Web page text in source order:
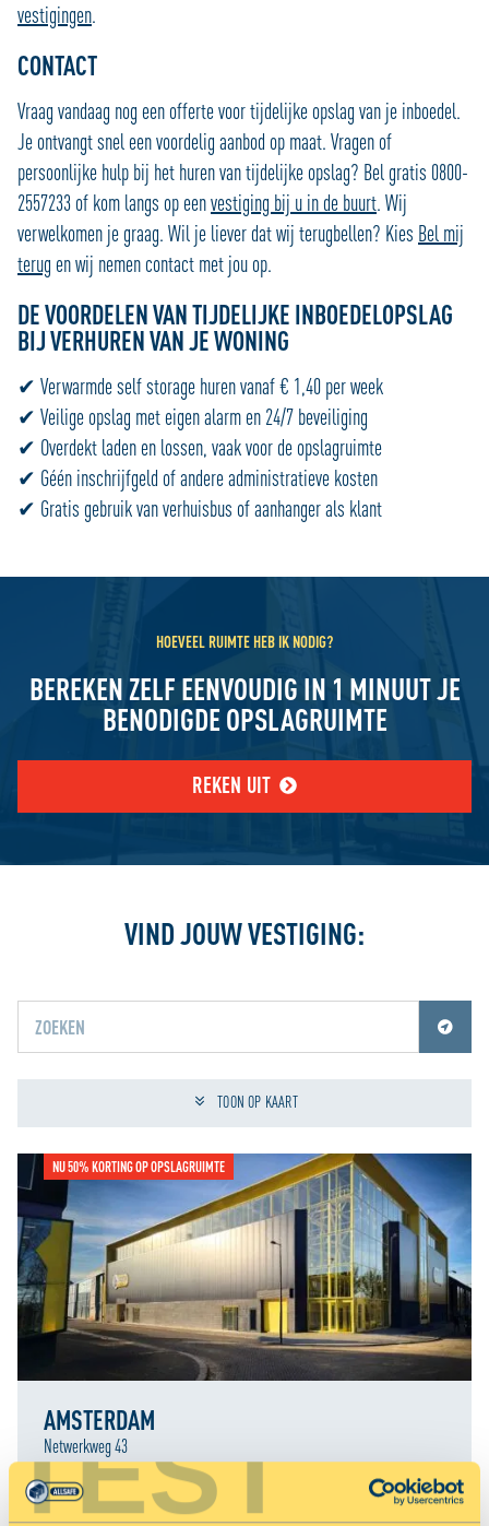
TEST
vestigingen.
CONTACT
Vraag vandaag nog een offerte voor tijdelijke opslag van je inboedel.
Je ontvangt snel een voordelig aanbod op maat. Vragen of
persoonlijke hulp bij het huren van tijdelijke opslag? Bel gratis 0800-
2557233 of kom langs op eenvestiging bij u in de buurt. Wij
verwelkomen je graag. Wil je liever dat wij terugbellen? Kies Bel mij
terug en wij nemen contact met jou op.
DE VOORDELEN VAN TIJDELIJKE INBOEDELOPSLAG
BIJ VERHUREN VAN JE WONING
✔ Verwarmde self storage huren vanaf € 1,40 per week
✔ Veilige opslag met eigen alarm en 24/7 beveiliging
✔ Overdekt laden en lossen, vaak voor de opslagruimte
✔ Géén inschrijfgeld of andere administratieve kosten
✔ Gratis gebruik van verhuisbus of aanhanger als klant
HOEVEEL RUIMTE HEB IK NODIG?
BEREKEN ZELF EENVOUDIG IN 1 MINUUT JE
BENODIGDE OPSLAGRUIMTE
REKEN UIT
VIND JOUW VESTIGING:
Schakel jouw locatiediensten in om deze functie te gebruiken.
TOON OP KAART
NU 50% KORTING OP OPSLAGRUIMTE
AMSTERDAM
Netwerkweg 43
RESERVEER NU MET 50% KORTING